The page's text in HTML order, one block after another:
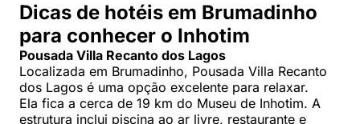
Dicas de hotéis em Brumadinho
para conhecer o Inhotim
Pousada Villa Recanto dos Lagos
Localizada em Brumadinho, Pousada Villa Recanto
dos Lagos é uma opção excelente para relaxar.
Ela fica a cerca de 19 km do Museu de Inhotim. A
estrutura inclui piscina ao ar livre, restaurante e